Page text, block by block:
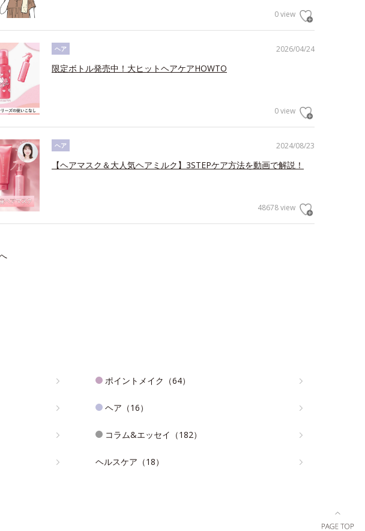
0 view
2026/04/24
ヘア
限定ボトル発売中！大ヒットヘアケアHOWTO
0 view
2024/08/23
ヘア
【ヘアマスク＆大人気ヘアミルク】3STEPケア方法を動画で解説！
48678 view
ポイントメイク（64）
ヘア（16）
コラム&エッセイ（182）
ヘルスケア（18）